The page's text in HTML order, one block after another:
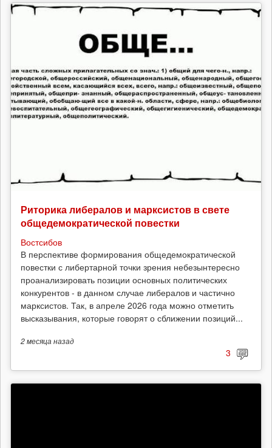
Риторика либералов и марксистов в свете
общедемократической повестки
Востсибов
В перспективе формирования общедемократической
повестки с либертарной точки зрения небезынтересно
проанализировать позиции основных политических
конкурентов - в данном случае либералов и частично
марксистов. Так, в апреле 2026 года можно отметить
высказывания, которые говорят о сближении позиций...
2 месяцаназад
3